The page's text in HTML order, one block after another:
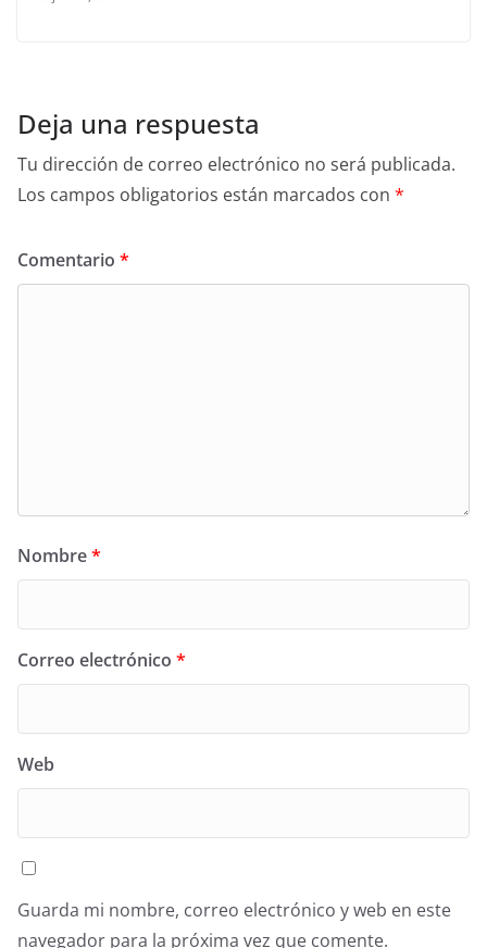
Deja una respuesta
Tu dirección de correo electrónico no será publicada.
Los campos obligatorios están marcados con *
Comentario *
Nombre*
Correo electrónico *
Web
Guarda mi nombre, correo electrónico y web en este
navegador para la próxima vez que comente.